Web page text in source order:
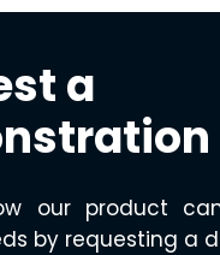
a
our product
by requesting a